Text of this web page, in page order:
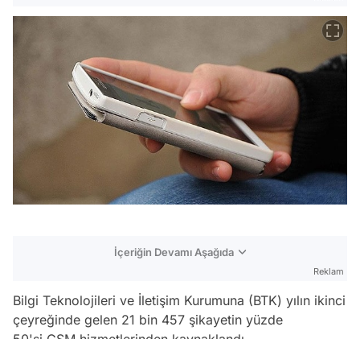
İçeriğin Devamı Aşağıda
Reklam
Bilgi Teknolojileri ve İletişim Kurumuna (BTK) yılın ikinci
çeyreğinde gelen 21 bin 457 şikayetin yüzde